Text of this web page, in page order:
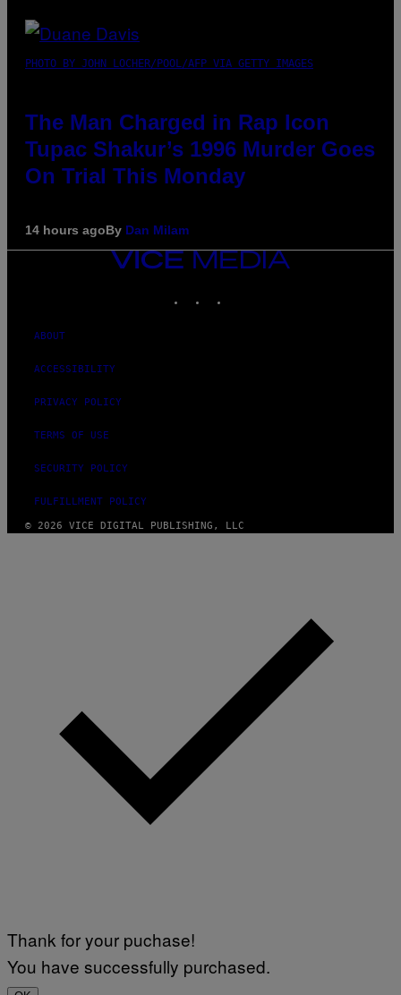
PHOTO BY JOHN LOCHER/POOL/AFP VIA GETTY IMAGES
The Man Charged in Rap Icon
Tupac Shakur’s 1996 Murder Goes
On Trial This Monday
14 hours agoBy Dan Milam
VICE
MEDIA
ABOUT
ACCESSIBILITY
PRIVACY POLICY
TERMS OF USE
SECURITY POLICY
FULFILLMENT POLICY
© 2026 VICE DIGITAL PUBLISHING, LLC
Thank for your puchase!
You have successfully purchased.